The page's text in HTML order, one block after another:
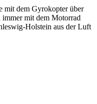
mit dem Gyrokopter über
mit dem Motorrad
Holstein aus der Luft